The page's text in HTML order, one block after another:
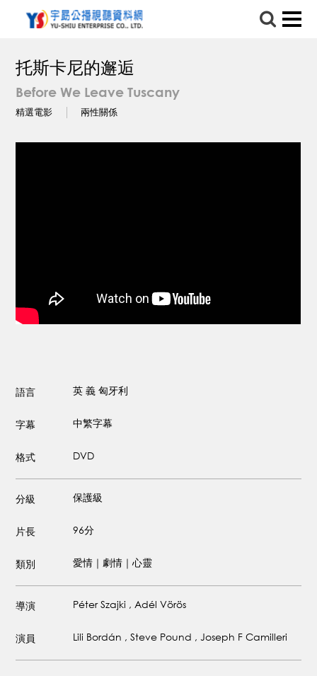
托斯卡尼的邂逅
Before We Leave Tuscany
精選電影 兩性關係
語言 英 義 匈牙利
字幕 中繁字幕
格式 DVD
分級 保護級
片長 96分
類別 愛情｜劇情｜心靈
導演 Péter Szajki , Adél Vörös
演員 Lili Bordán , Steve Pound , Joseph F Camilleri